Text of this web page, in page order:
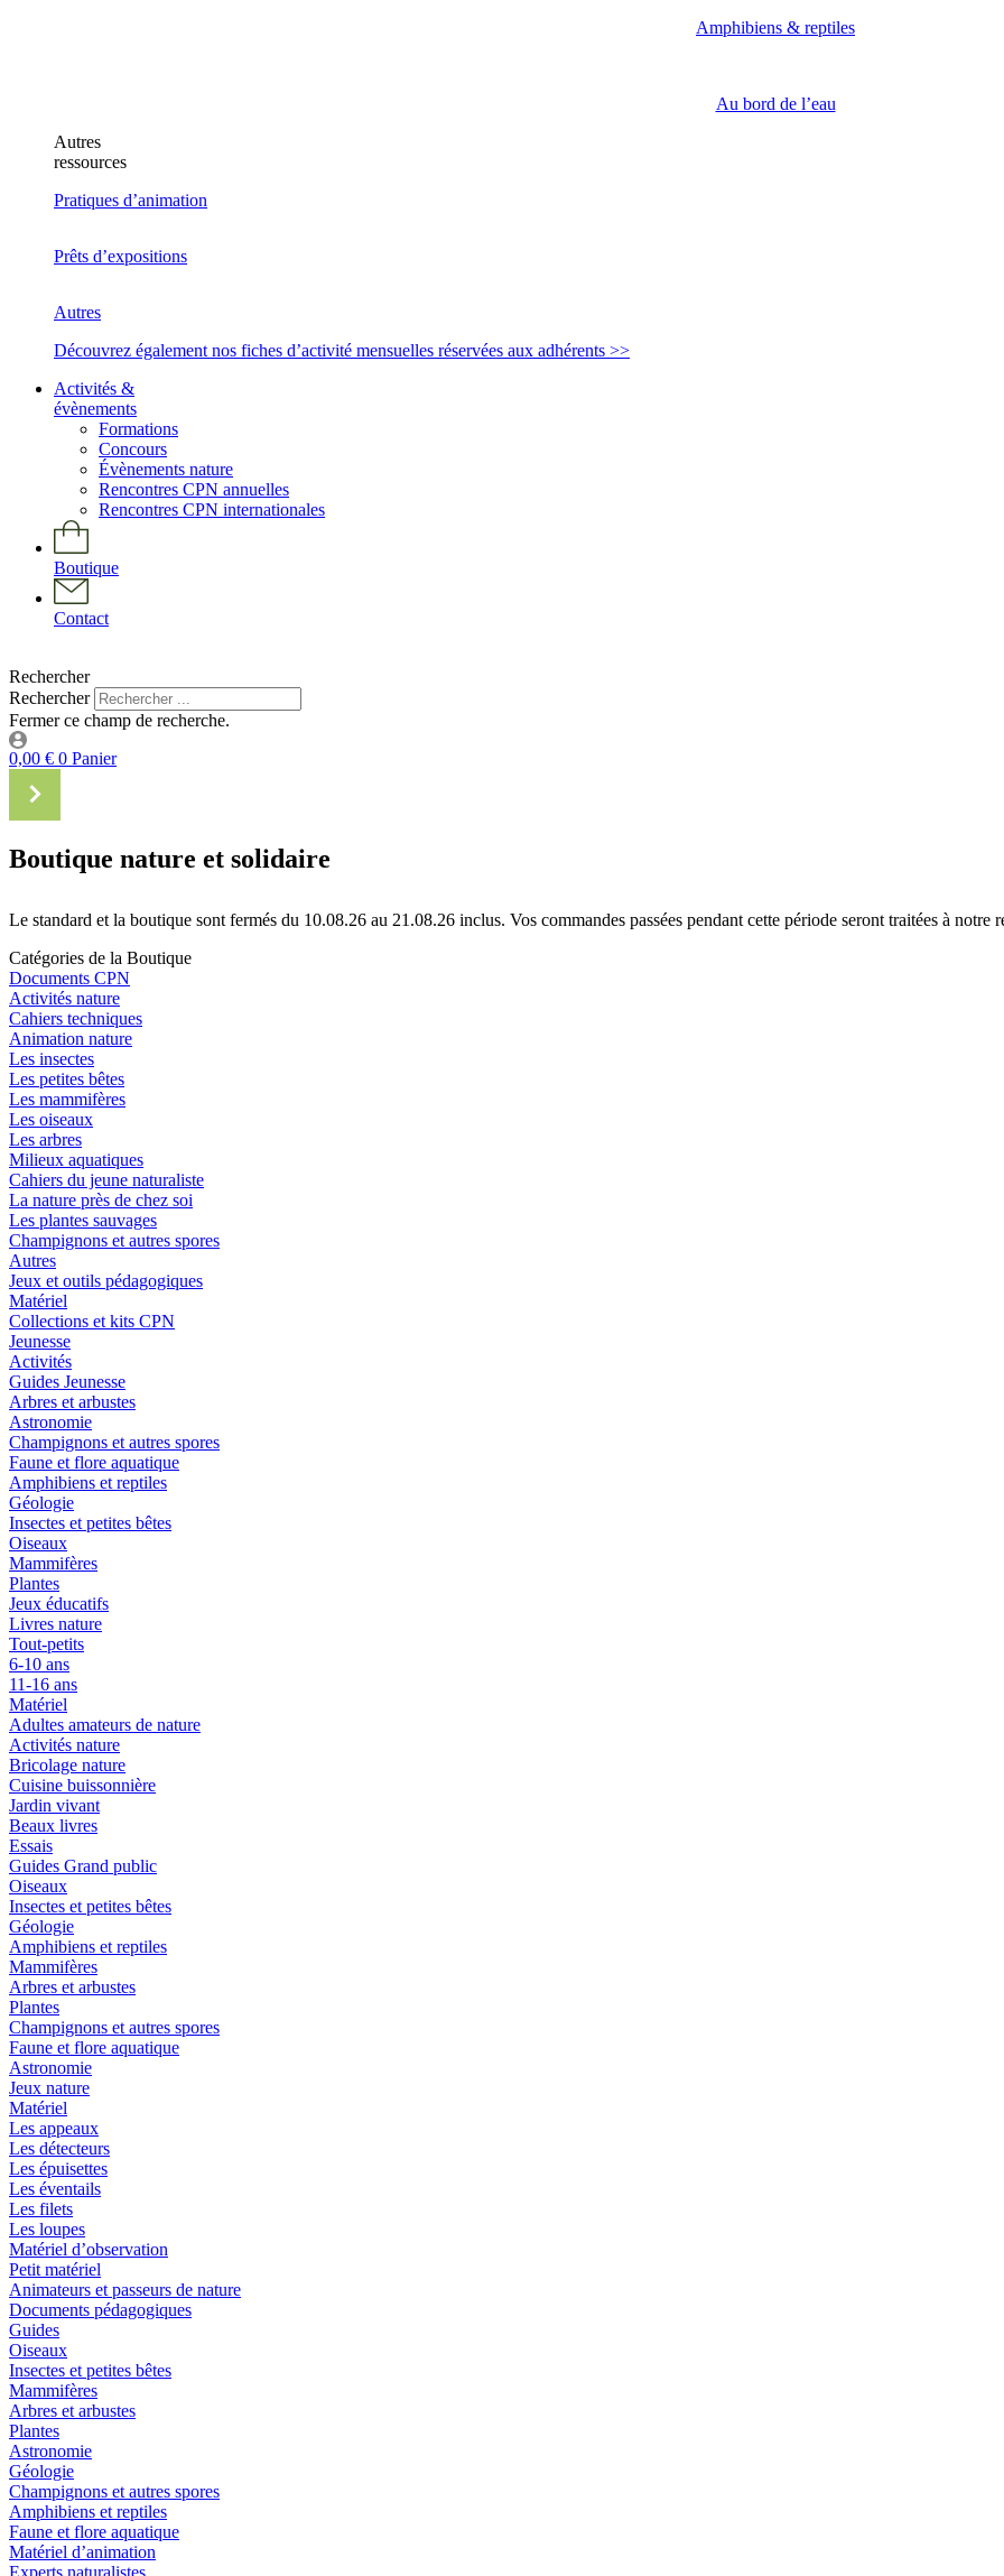
Amphibiens & reptiles
Au bord de l’eau
Autres
ressources
Pratiques d’animation
Prêts d’expositions
Autres
Découvrez également nos fiches d’activité mensuelles réservées aux adhérents >>
Activités &
évènements
Formations
Concours
Évènements nature
Rencontres CPN annuelles
Rencontres CPN internationales
Boutique
Contact
Rechercher
Rechercher
Fermer ce champ de recherche.
0,00 € 0 Panier
Boutique nature et solidaire
Le standard et la boutique sont fermés du 10.08.26 au 21.08.26 inclus. Vos commandes passées pendant cette période seront traitées à notre
Catégories de la Boutique
Documents CPN
Activités nature
Cahiers techniques
Animation nature
Les insectes
Les petites bêtes
Les mammifères
Les oiseaux
Les arbres
Milieux aquatiques
Cahiers du jeune naturaliste
La nature près de chez soi
Les plantes sauvages
Champignons et autres spores
Autres
Jeux et outils pédagogiques
Matériel
Collections et kits CPN
Jeunesse
Activités
Guides Jeunesse
Arbres et arbustes
Astronomie
Champignons et autres spores
Faune et flore aquatique
Amphibiens et reptiles
Géologie
Insectes et petites bêtes
Oiseaux
Mammifères
Plantes
Jeux éducatifs
Livres nature
Tout-petits
6-10 ans
11-16 ans
Matériel
Adultes amateurs de nature
Activités nature
Bricolage nature
Cuisine buissonnière
Jardin vivant
Beaux livres
Essais
Guides Grand public
Oiseaux
Insectes et petites bêtes
Géologie
Amphibiens et reptiles
Mammifères
Arbres et arbustes
Plantes
Champignons et autres spores
Faune et flore aquatique
Astronomie
Jeux nature
Matériel
Les appeaux
Les détecteurs
Les épuisettes
Les éventails
Les filets
Les loupes
Matériel d’observation
Petit matériel
Animateurs et passeurs de nature
Documents pédagogiques
Guides
Oiseaux
Insectes et petites bêtes
Mammifères
Arbres et arbustes
Plantes
Astronomie
Géologie
Champignons et autres spores
Amphibiens et reptiles
Faune et flore aquatique
Matériel d’animation